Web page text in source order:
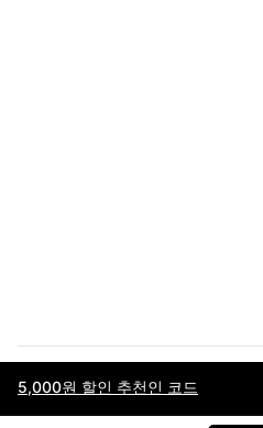
5,000원 할인 추천인 코드
이용약관고객센터판매개인정보